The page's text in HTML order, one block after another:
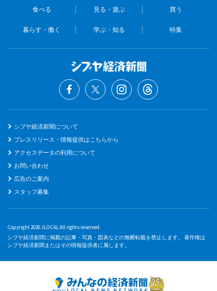
食べる 見る・遊ぶ 買う
暮らす・働く 学ぶ・知る 特集
シブヤ経済新聞について
プレスリリース・情報提供はこちらから
アクセスデータの利用について
お問い合わせ
広告のご案内
スタッフ募集
Copyright 2026 JLOCAL All rights reserved.
シブヤ経済新聞に掲載の記事・写真・図表などの無断転載を禁止します。 著作権は
シブヤ経済新聞またはその情報提供者に属します。